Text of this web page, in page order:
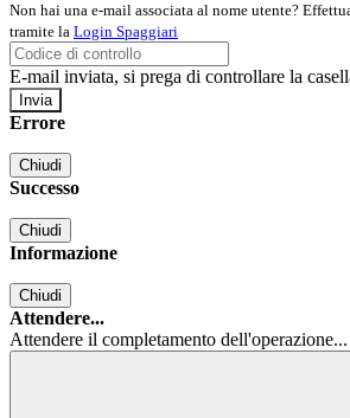
Non hai una e-mail associata al nome utente?
tramite la Login Spaggiari
E-mail inviata, si prega di controllare la
Errore
Chiudi
Successo
Chiudi
Informazione
Chiudi
Attendere...
Attendere il completamento dell'operazione...